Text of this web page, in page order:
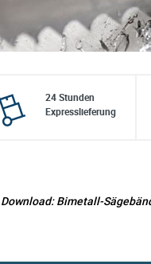
24 Stunden
Expresslieferung
Download: Bimetall-